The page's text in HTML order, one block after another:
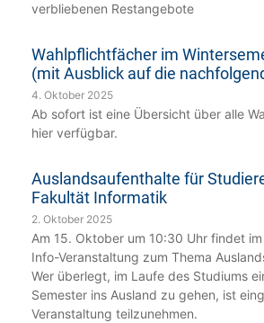
verbliebenen Restangebote
Wahlpflichtfächer im
(mit Ausblick auf die
4. Oktober 2025
Ab sofort ist eine Übersicht über alle
hier verfügbar.
Auslandsaufenthalte für
Fakultät Informatik
2. Oktober 2025
Am 15. Oktober um 10:30 Uhr findet im
Info-Veranstaltung zum Thema
Wer überlegt, im Laufe des Studiums
Semester ins Ausland zu gehen, ist
Veranstaltung teilzunehmen.